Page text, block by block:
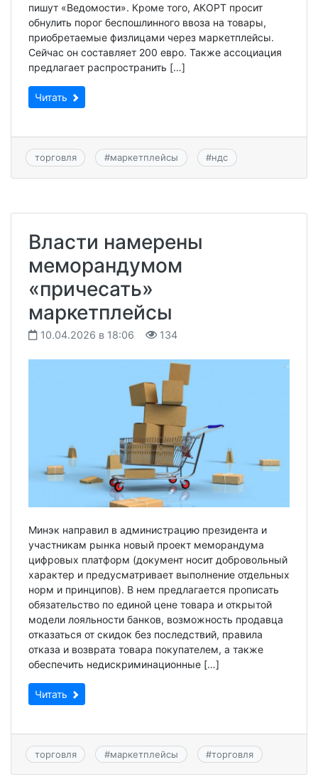
пишут «Ведомости». Кроме того, АКОРТ просит
обнулить порог беспошлинного ввоза на товары,
приобретаемые физлицами через маркетплейсы.
Сейчас он составляет 200 евро. Также ассоциация
предлагает распространить […]
Читать
торговля #маркетплейсы #ндс
Власти намерены
меморандумом
«причесать»
маркетплейсы
10.04.2026 в 18:06 134
Минэк направил в администрацию президента и
участникам рынка новый проект меморандума
цифровых платформ (документ носит добровольный
характер и предусматривает выполнение отдельных
норм и принципов). В нем предлагается прописать
обязательство по единой цене товара и открытой
модели лояльности банков, возможность продавца
отказаться от скидок без последствий, правила
отказа и возврата товара покупателем, а также
обеспечить недискриминационные […]
Читать
торговля #маркетплейсы #торговля